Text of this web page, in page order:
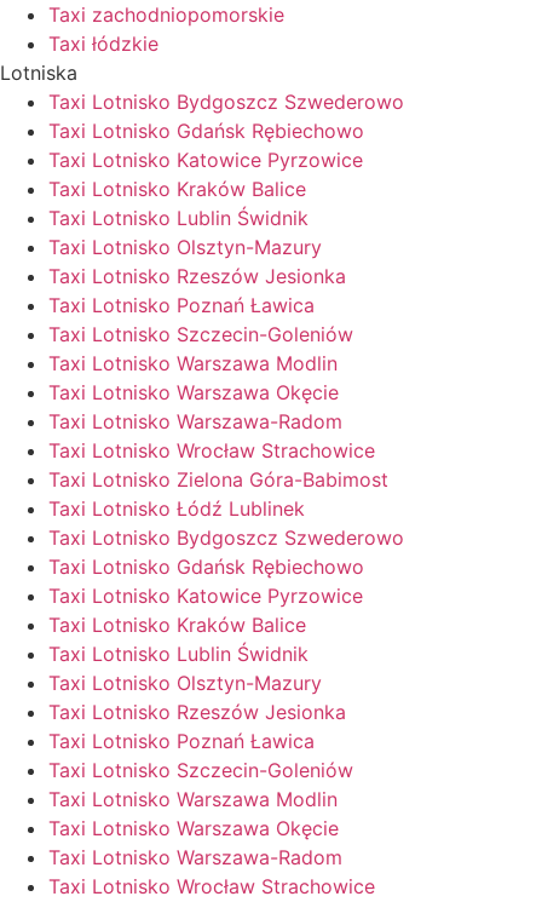
Taxi zachodniopomorskie
Taxi łódzkie
Lotniska
Taxi Lotnisko Bydgoszcz Szwederowo
Taxi Lotnisko Gdańsk Rębiechowo
Taxi Lotnisko Katowice Pyrzowice
Taxi Lotnisko Kraków Balice
Taxi Lotnisko Lublin Świdnik
Taxi Lotnisko Olsztyn-Mazury
Taxi Lotnisko Rzeszów Jesionka
Taxi Lotnisko Poznań Ławica
Taxi Lotnisko Szczecin-Goleniów
Taxi Lotnisko Warszawa Modlin
Taxi Lotnisko Warszawa Okęcie
Taxi Lotnisko Warszawa-Radom
Taxi Lotnisko Wrocław Strachowice
Taxi Lotnisko Zielona Góra-Babimost
Taxi Lotnisko Łódź Lublinek
Taxi Lotnisko Bydgoszcz Szwederowo
Taxi Lotnisko Gdańsk Rębiechowo
Taxi Lotnisko Katowice Pyrzowice
Taxi Lotnisko Kraków Balice
Taxi Lotnisko Lublin Świdnik
Taxi Lotnisko Olsztyn-Mazury
Taxi Lotnisko Rzeszów Jesionka
Taxi Lotnisko Poznań Ławica
Taxi Lotnisko Szczecin-Goleniów
Taxi Lotnisko Warszawa Modlin
Taxi Lotnisko Warszawa Okęcie
Taxi Lotnisko Warszawa-Radom
Taxi Lotnisko Wrocław Strachowice